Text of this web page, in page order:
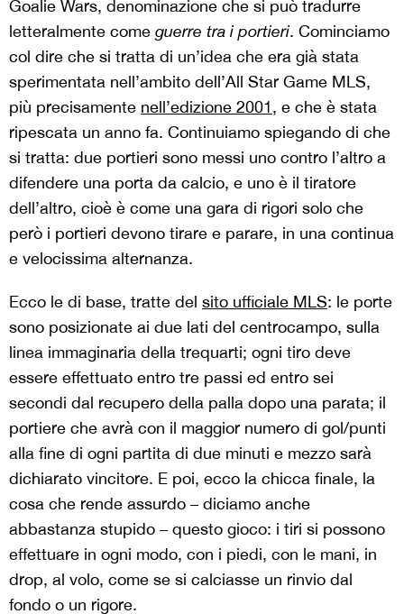
Goalie Wars, denominazione che si può tradurre
letteralmente come guerre tra i portieri. Cominciamo
col dire che si tratta di un’idea che era già stata
sperimentata nell’ambito dell’All Star Game MLS,
più precisamente nell’edizione 2001, e che è stata
ripescata un anno fa. Continuiamo spiegando di che
si tratta: due portieri sono messi uno contro l’altro a
difendere una porta da calcio, e uno è il tiratore
dell’altro, cioè è come una gara di rigori solo che
però i portieri devono tirare e parare, in una continua
e velocissima alternanza.
Ecco le di base, tratte del sito ufficiale MLS: le porte
sono posizionate ai due lati del centrocampo, sulla
linea immaginaria della trequarti; ogni tiro deve
essere effettuato entro tre passi ed entro sei
secondi dal recupero della palla dopo una parata; il
portiere che avrà con il maggior numero di gol/punti
alla fine di ogni partita di due minuti e mezzo sarà
dichiarato vincitore. E poi, ecco la chicca finale, la
cosa che rende assurdo – diciamo anche
abbastanza stupido – questo gioco: i tiri si possono
effettuare in ogni modo, con i piedi, con le mani, in
drop, al volo, come se si calciasse un rinvio dal
fondo o un rigore.